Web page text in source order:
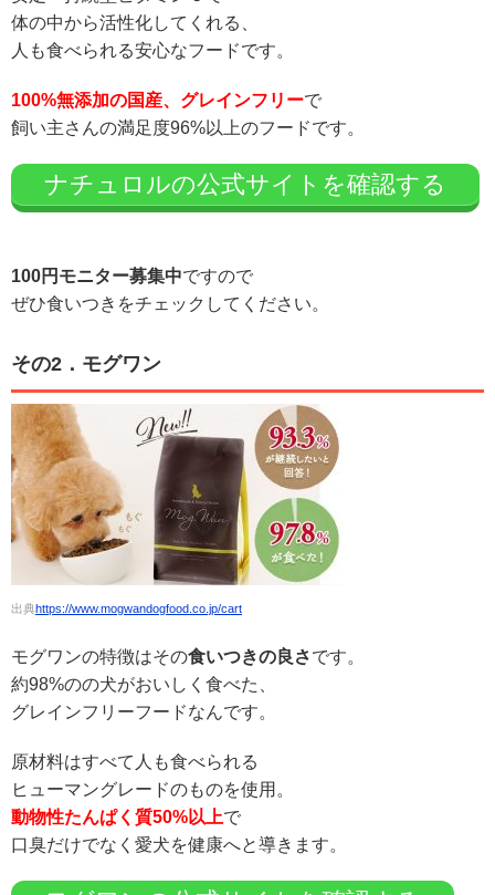
体の中から活性化してくれる、
人も食べられる安心なフードです。
100%無添加の国産、グレインフリーで
飼い主さんの満足度96%以上のフードです。
ナチュロルの公式サイトを確認する
100円モニター募集中ですので
ぜひ食いつきをチェックしてください。
その2．モグワン
出典https://www.mogwandogfood.co.jp/cart
モグワンの特徴はその食いつきの良さです。
約98%のの犬がおいしく食べた、
グレインフリーフードなんです。
原材料はすべて人も食べられる
ヒューマングレードのものを使用。
動物性たんぱく質50%以上で
口臭だけでなく愛犬を健康へと導きます。